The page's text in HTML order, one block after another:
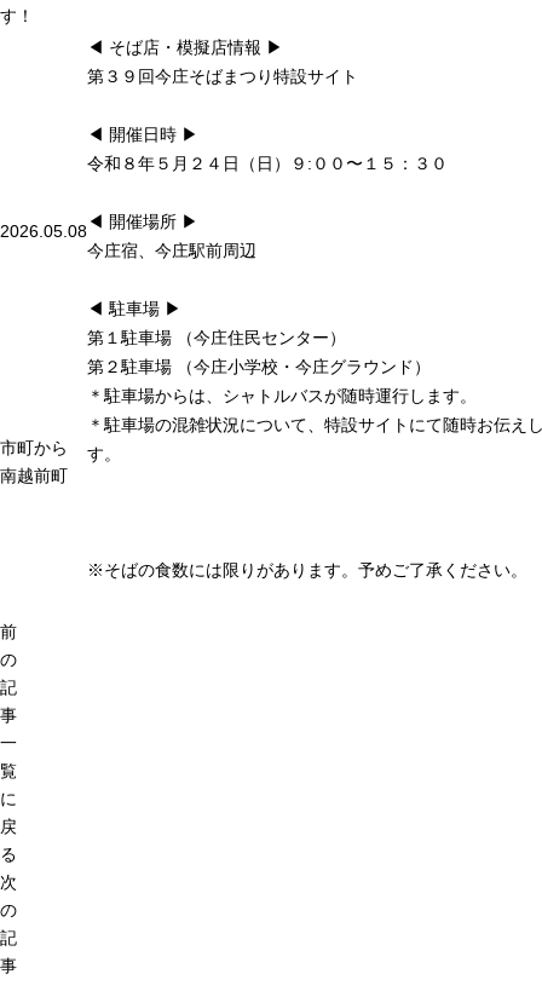
す！
2026.05.08
市町から
南越前町
◀ そば店・模擬店情報 ▶
第３９回今庄そばまつり特設サイト
◀ 開催日時 ▶
令和８年５月２４日（日）９:００〜１５：３０
◀ 開催場所 ▶
今庄宿、今庄駅前周辺
◀ 駐車場 ▶
第１駐車場 （今庄住民センター）
第２駐車場 （今庄小学校・今庄グラウンド）
＊駐車場からは、シャトルバスが随時運行します。
＊駐車場の混雑状況について、特設サイトにて随時お伝え
す。
※そばの食数には限りがあります。予めご了承ください。
前
の
記
事
一
覧
に
戻
る
次
の
記
事